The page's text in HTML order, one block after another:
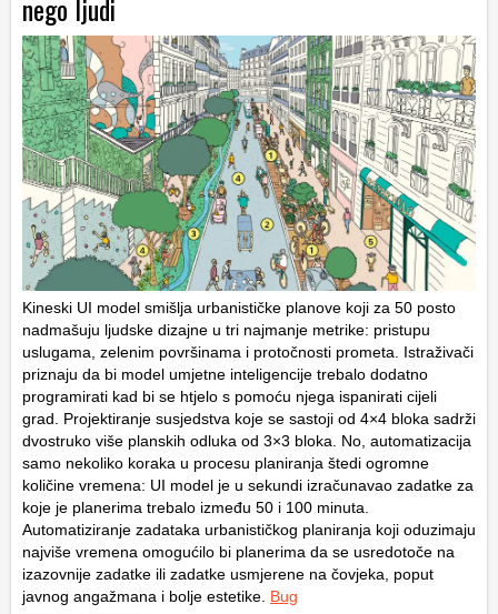
nego ljudi
Kineski UI model smišlja urbanističke planove koji za 50 posto
nadmašuju ljudske dizajne u tri najmanje metrike: pristupu
uslugama, zelenim površinama i protočnosti prometa. Istraživači
priznaju da bi model umjetne inteligencije trebalo dodatno
programirati kad bi se htjelo s pomoću njega ispanirati cijeli
grad. Projektiranje susjedstva koje se sastoji od 4×4 bloka sadrži
dvostruko više planskih odluka od 3×3 bloka. No, automatizacija
samo nekoliko koraka u procesu planiranja štedi ogromne
količine vremena: UI model je u sekundi izračunavao zadatke za
koje je planerima trebalo između 50 i 100 minuta.
Automatiziranje zadataka urbanističkog planiranja koji oduzimaju
najviše vremena omogućilo bi planerima da se usredotoče na
izazovnije zadatke ili zadatke usmjerene na čovjeka, poput
javnog angažmana i bolje estetike. Bug